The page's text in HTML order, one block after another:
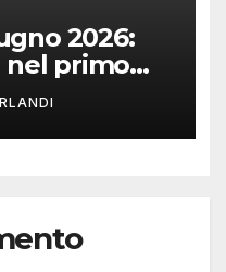
2026:
nel primo